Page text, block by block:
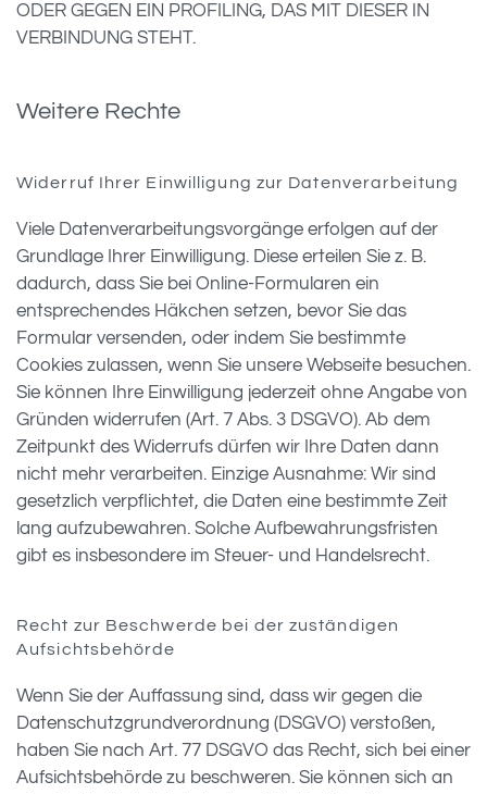
ODER GEGEN EIN PROFILING, DAS MIT DIESER IN
VERBINDUNG STEHT.
Weitere Rechte
Widerruf Ihrer Einwilligung zur Datenverarbeitung
Viele Datenverarbeitungsvorgänge erfolgen auf der
Grundlage Ihrer Einwilligung. Diese erteilen Sie z. B.
dadurch, dass Sie bei Online-Formularen ein
entsprechendes Häkchen setzen, bevor Sie das
Formular versenden, oder indem Sie bestimmte
Cookies zulassen, wenn Sie unsere Webseite besuchen.
Sie können Ihre Einwilligung jederzeit ohne Angabe von
Gründen widerrufen (Art. 7 Abs. 3 DSGVO). Ab dem
Zeitpunkt des Widerrufs dürfen wir Ihre Daten dann
nicht mehr verarbeiten. Einzige Ausnahme: Wir sind
gesetzlich verpflichtet, die Daten eine bestimmte Zeit
lang aufzubewahren. Solche Aufbewahrungsfristen
gibt es insbesondere im Steuer- und Handelsrecht.
Recht zur Beschwerde bei der zuständigen
Aufsichtsbehörde
Wenn Sie der Auffassung sind, dass wir gegen die
Datenschutzgrundverordnung (DSGVO) verstoßen,
haben Sie nach Art. 77 DSGVO das Recht, sich bei einer
Aufsichtsbehörde zu beschweren. Sie können sich an